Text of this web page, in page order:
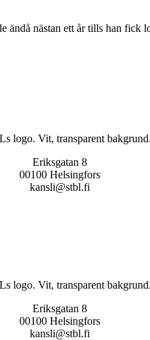
nästan ett år tills han fick
Eriksgatan 8
00100 Helsingfors
kansli@stbl.fi
Eriksgatan 8
00100 Helsingfors
kansli@stbl.fi